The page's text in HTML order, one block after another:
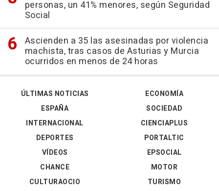
personas, un 41% menores, según Seguridad
Social
Ascienden a 35 las asesinadas por violencia
machista, tras casos de Asturias y Murcia
ocurridos en menos de 24 horas
ÚLTIMAS NOTICIAS
ESPAÑA
INTERNACIONAL
DEPORTES
VÍDEOS
ECONOMÍA
SOCIEDAD
CIENCIAPLUS
PORTALTIC
EPSOCIAL
CHANCE
CULTURAOCIO
MOTOR
TURISMO